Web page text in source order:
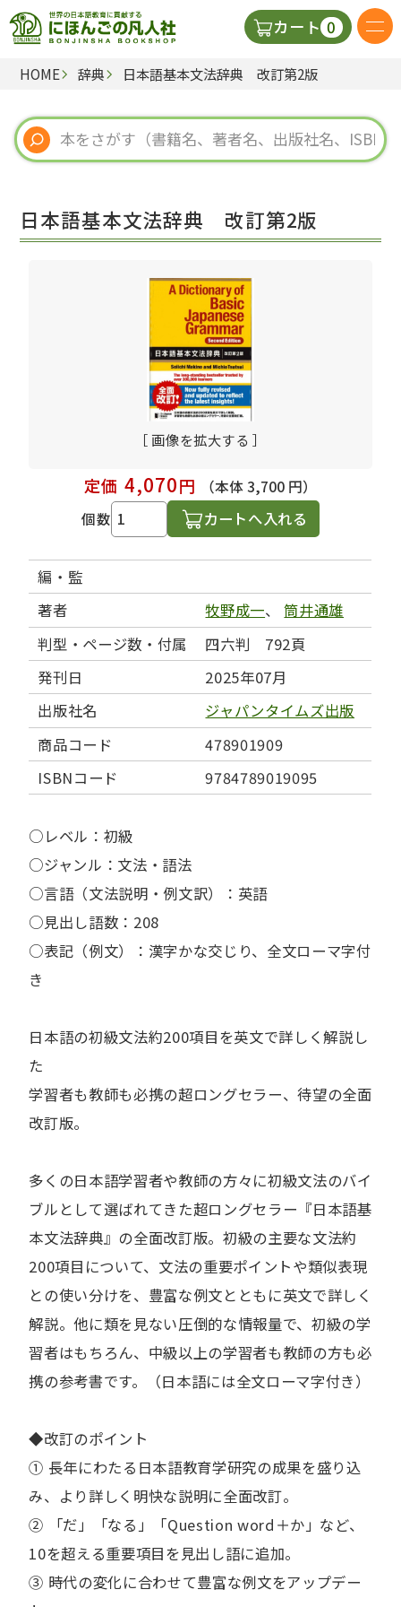
カート 0
日本語の教科書
視聴覚・補助教材
教師用参考書
HOME 辞典 日本語基本文法辞典 改訂第2版
日本語基本文法辞典 改訂第2版
［ 画像を拡大する ］
定価 4,070円
（本体 3,700 円）
個数
カートへ入れる
編・監
著者
牧野成一、筒井通雄
判型・ページ数・付属
四六判 792頁
発刊日
2025年07月
出版社名
ジャパンタイムズ出版
商品コード
478901909
ISBNコード
9784789019095
○レベル：初級
○ジャンル：文法・語法
○言語（文法説明・例文訳）：英語
○見出し語数：208
○表記（例文）：漢字かな交じり、全文ローマ字付
き
日本語の初級文法約200項目を英文で詳しく解説し
た
学習者も教師も必携の超ロングセラー、待望の全面
改訂版。
多くの日本語学習者や教師の方々に初級文法のバイ
ブルとして選ばれてきた超ロングセラー『日本語基
本文法辞典』の全面改訂版。初級の主要な文法約
200項目について、文法の重要ポイントや類似表現
との使い分けを、豊富な例文とともに英文で詳しく
解説。他に類を見ない圧倒的な情報量で、初級の学
習者はもちろん、中級以上の学習者も教師の方も必
携の参考書です。（日本語には全文ローマ字付き）
◆改訂のポイント
① 長年にわたる日本語教育学研究の成果を盛り込
み、より詳しく明快な説明に全面改訂。
② 「だ」「なる」「Question word＋か」など、
10を超える重要項目を見出し語に追加。
③ 時代の変化に合わせて豊富な例文をアップデー